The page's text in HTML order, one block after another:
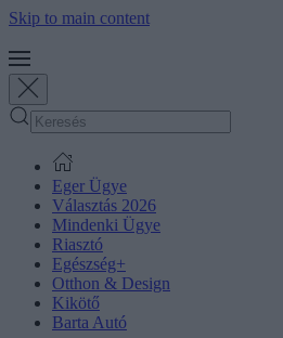
Skip to main content
Eger Ügye
Választás 2026
Mindenki Ügye
Riasztó
Egészség+
Otthon & Design
Kikötő
Barta Autó